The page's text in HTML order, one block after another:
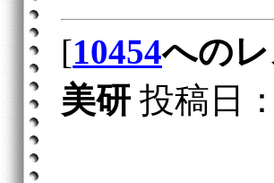
[10454への
美研 投稿日